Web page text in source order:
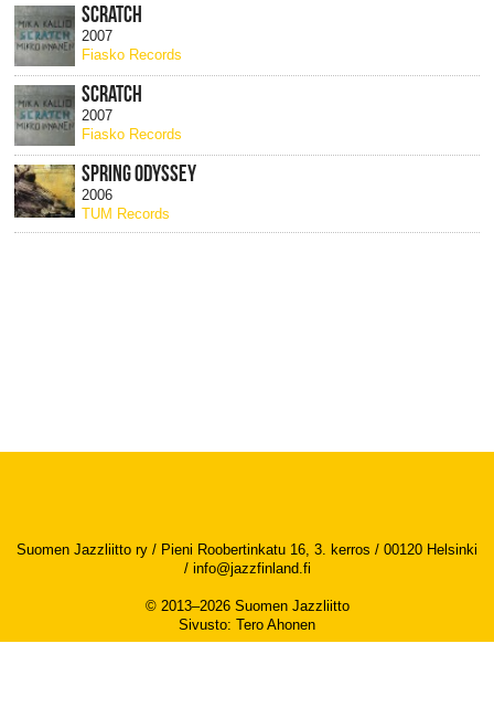
SCRATCH
2007
Fiasko Records
SCRATCH
2007
Fiasko Records
SPRING ODYSSEY
2006
TUM Records
Suomen Jazzliitto ry / Pieni Roobertinkatu 16, 3. kerros / 00120 Helsinki
/ info@jazzfinland.fi
© 2013–2026 Suomen Jazzliitto
Sivusto: Tero Ahonen